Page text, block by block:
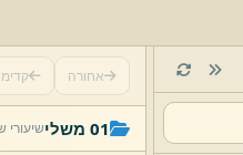
אחורה
01 משלי